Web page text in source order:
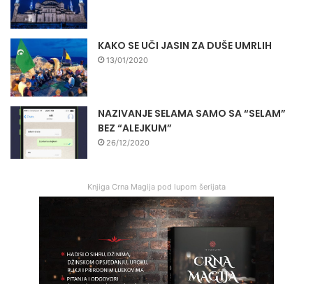
KAKO SE UČI JASIN ZA DUŠE UMRLIH
13/01/2020
NAZIVANJE SELAMA SAMO SA “SELAM”
BEZ “ALEJKUM”
26/12/2020
Knjiga Crna Magija pod lupom šerijata